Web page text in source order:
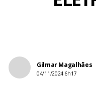
Gilmar Magalhães
04/11/2024 6h17